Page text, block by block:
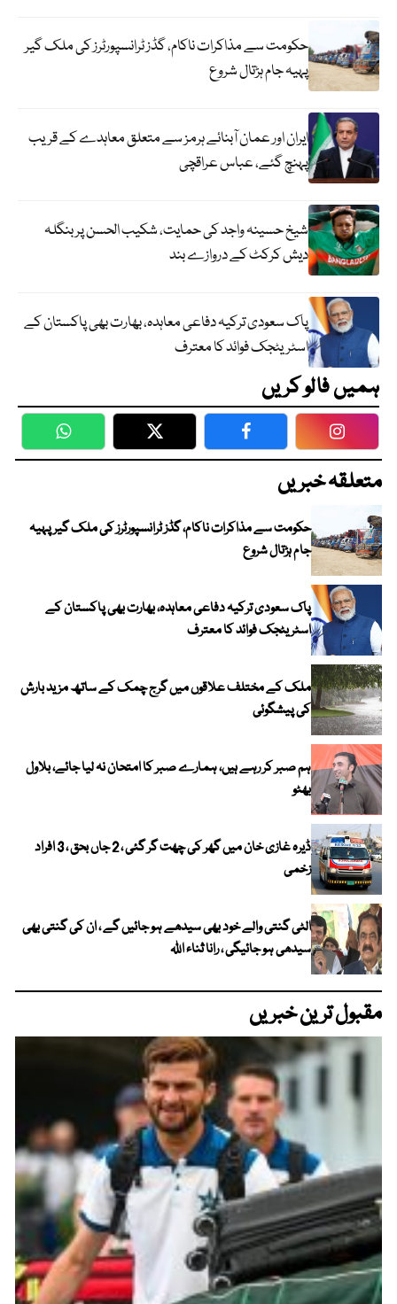
حکومت سے مذاکرات ناکام، گڈز ٹرانسپورٹرز کی ملک گیر
پہیہ جام ہڑتال شروع
ایران اور عمان آبنائے ہرمز سے متعلق معاہدے کے قریب
پہنچ گئے، عباس عراقچی
شیخ حسینہ واجد کی حمایت، شکیب الحسن پر بنگلہ
دیش کرکٹ کے دروازے بند
پاک سعودی ترکیہ دفاعی معاہدہ، بھارت بھی پاکستان کے
اسٹریٹجک فوائد کا معترف
ہمیں فالو کریں
WhatsApp Twitter Facebook
متعلقہ خبریں
حکومت سے مذاکرات ناکام، گڈز ٹرانسپورٹرز کی ملک گیر پہیہ
جام ہڑتال شروع
پاک سعودی ترکیہ دفاعی معاہدہ، بھارت بھی پاکستان کے
اسٹریٹجک فوائد کا معترف
ملک کے مختلف علاقوں میں گرج چمک کے ساتھ مزید بارش
کی پیشگوئی
ہم صبر کر رہے ہیں، ہمارے صبر کا امتحان نہ لیا جائے، بلاول
بھٹو
ڈیرہ غازی خان میں گھر کی چھت گر گئی ، 2 جاں بحق ، 3 افراد
زخمی
الٹی گنتی والے خود بھی سیدھے ہو جائیں گے ، ان کی گنتی بھی
سیدھی ہو جائیگی ، رانا ثناء اللہ
مقبول ترین خبریں